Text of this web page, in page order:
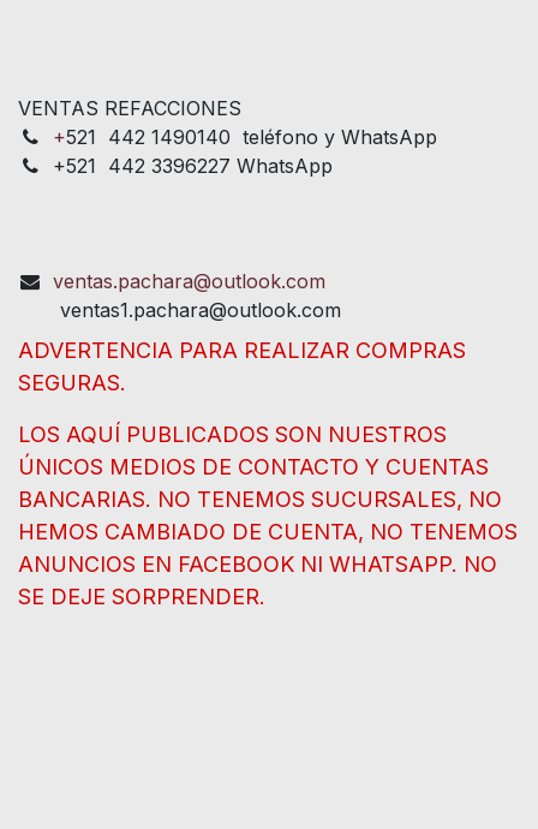
VENTAS REFACCIONES
+521 442 1490140 teléfono y WhatsApp
+521 442 3396227 WhatsApp
ventas.pachara@outlook.com
ventas1.pachara@outlook.com
ADVERTENCIA PARA REALIZAR COMPRAS
SEGURAS.
LOS AQUÍ PUBLICADOS SON NUESTROS
ÚNICOS MEDIOS DE CONTACTO Y CUENTAS
BANCARIAS. NO TENEMOS SUCURSALES, NO
HEMOS CAMBIADO DE CUENTA, NO TENEMOS
ANUNCIOS EN FACEBOOK NI WHATSAPP. NO
SE DEJE SORPRENDER.